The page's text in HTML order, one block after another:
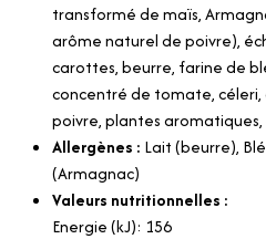
transformé de maïs,
arôme naturel de poivre),
carottes, beurre, farine de
concentré de tomate,
poivre, plantes
Allergènes : Lait (beurre),
(Armagnac)
Valeurs nutritionnelles :
Energie (kJ): 156